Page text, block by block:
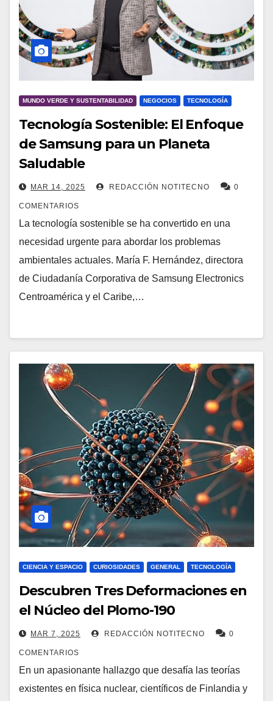
MUNDO VERDE Y SUSTENTABILIDAD NEGOCIOS TECNOLOGÍA
Tecnología Sostenible: El Enfoque
de Samsung para un Planeta
Saludable
MAR 14, 2025 REDACCIÓN NOTITECNO 0
COMENTARIOS
La tecnología sostenible se ha convertido en una
necesidad urgente para abordar los problemas
ambientales actuales. María F. Hernández, directora
de Ciudadanía Corporativa de Samsung Electronics
Centroamérica y el Caribe,…
CIENCIA Y ESPACIO CURIOSIDADES GENERAL TECNOLOGÍA
Descubren Tres Deformaciones en
el Núcleo del Plomo-190
MAR 7, 2025 REDACCIÓN NOTITECNO 0
COMENTARIOS
En un apasionante hallazgo que desafía las teorías
existentes en física nuclear, científicos de Finlandia y